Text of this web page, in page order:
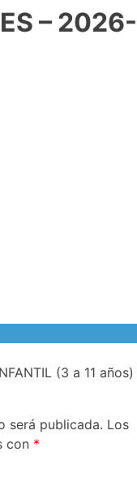
– 2026-
(3 a 11 años)
será publicada. Los
con *